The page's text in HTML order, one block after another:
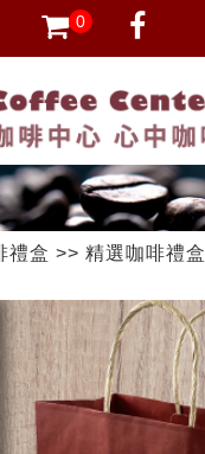
0
禮盒 >> 精選咖啡禮盒